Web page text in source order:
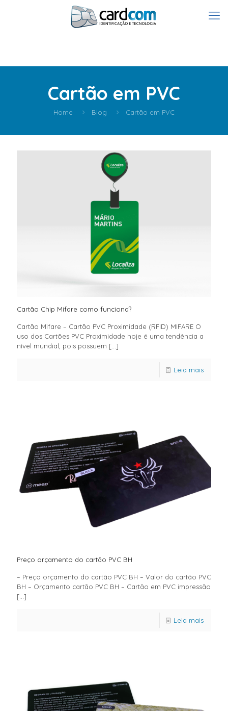
Cartão em PVC
Home Blog Cartão em PVC
Cartão Chip Mifare como funciona?
Cartão Mifare – Cartão PVC Proximidade (RFID) MIFARE O
uso dos Cartões PVC Proximidade hoje é uma tendência a
nível mundial, pois possuem […]
Leia mais
Preço orçamento do cartão PVC BH
– Preço orçamento do cartão PVC BH – Valor do cartão PVC
BH – Orçamento cartão PVC BH – Cartão em PVC impressão
[…]
Leia mais